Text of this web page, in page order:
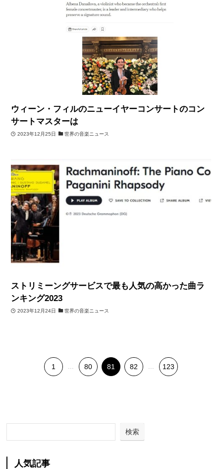
ウィーン・フィルのニューイヤーコンサートのコン
サートマスターは
2023年12月25日 世界の音楽ニュース
ストリミーングサービスで最も人気の高かった曲ラ
ンキング2023
2023年12月24日 世界の音楽ニュース
1 80 81 82 123
検索
人気記事